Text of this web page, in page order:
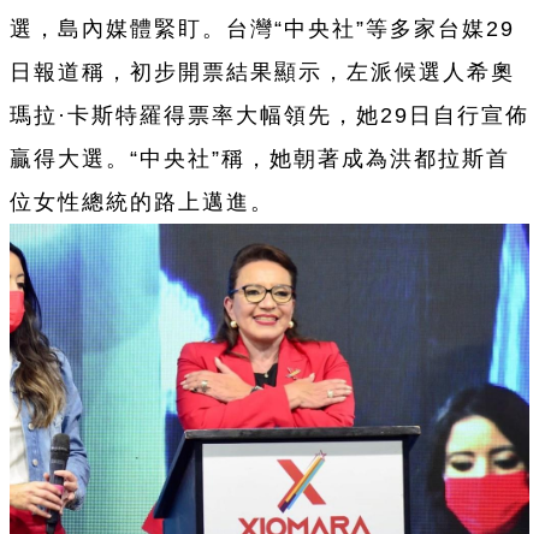
選，島內媒體緊盯。 台 灣“中央社”等多家 台 媒29
日報道稱，初步開票結果顯示，左派候選人希奧
瑪拉·卡斯特羅得票率大幅領先，她29日自行宣佈
贏得大選。“中央社”稱，她朝著成為洪都拉斯首
位女性總統的路上邁進。